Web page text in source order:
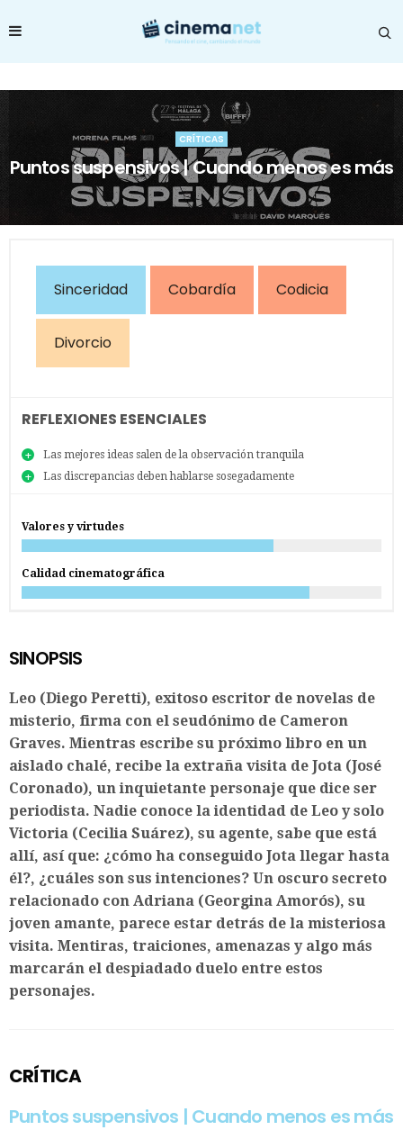
CRÍTICAS
Puntos suspensivos | Cuando menos es más
Sinceridad Cobardía Codicia
Divorcio
REFLEXIONES ESENCIALES
Las mejores ideas salen de la observación tranquila
Las discrepancias deben hablarse sosegadamente
Valores y virtudes
Calidad cinematográfica
SINOPSIS
Leo (Diego Peretti), exitoso escritor de novelas de
misterio, firma con el seudónimo de Cameron
Graves. Mientras escribe su próximo libro en un
aislado chalé, recibe la extraña visita de Jota (José
Coronado), un inquietante personaje que dice ser
periodista. Nadie conoce la identidad de Leo y solo
Victoria (Cecilia Suárez), su agente, sabe que está
allí, así que: ¿cómo ha conseguido Jota llegar hasta
él?, ¿cuáles son sus intenciones? Un oscuro secreto
relacionado con Adriana (Georgina Amorós), su
joven amante, parece estar detrás de la misteriosa
visita. Mentiras, traiciones, amenazas y algo más
marcarán el despiadado duelo entre estos
personajes.
CRÍTICA
Puntos suspensivos | Cuando menos es más